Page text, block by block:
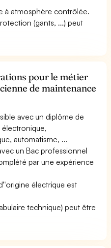
à atmosphère contrôlée.
(gants, ...) peut
pour le métier
de maintenance
avec un diplôme de
électronique,
automatisme, ...
un Bac professionnel
par une expérience
électrique est
technique) peut être